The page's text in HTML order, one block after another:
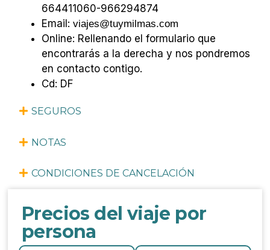
664411060-966294874
Email:viajes@tuymilmas.com
Online: Rellenando el formulario que
encontrarás a la derechay nos pondremos
en contacto contigo.
Cd: DF
SEGUROS
NOTAS
CONDICIONES DE CANCELACIÓN
Precios del viaje por
persona